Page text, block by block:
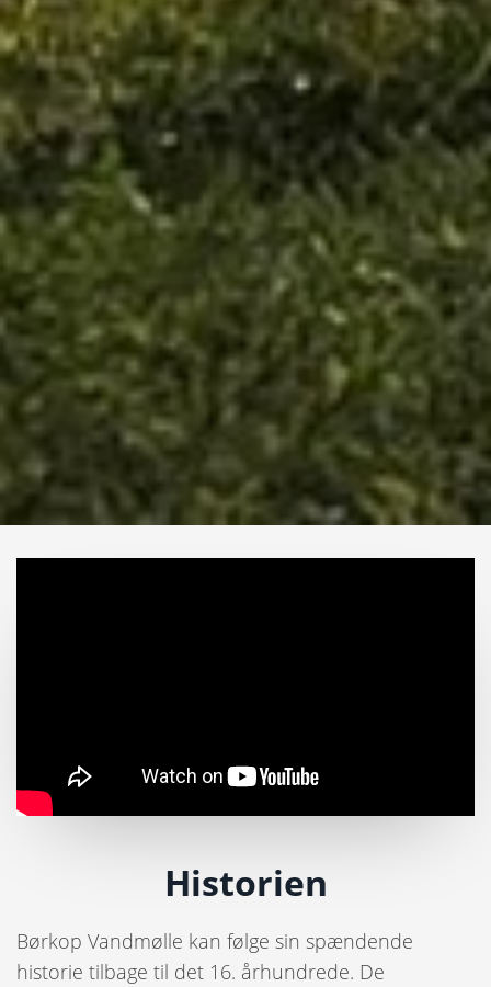
Historien
Børkop Vandmølle kan følge sin spændende
historie tilbage til det 16. århundrede. De